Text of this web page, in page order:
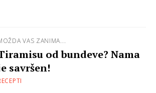
VAS ZANIMA...
od bundeve? Nama
savršen!